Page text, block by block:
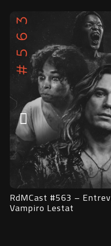
RdMCast
subversivo) em